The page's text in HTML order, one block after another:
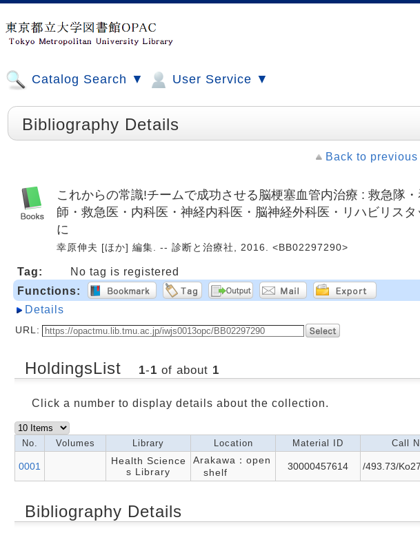
Catalog Search ▼ User Service ▼
Bibliography Details
Back to previous
これからの常識!チームで成功させる脳梗塞血管内治療 : 救急隊
師・救急医・内科医・神経内科医・脳神経外科医・リハビリスタ
に
幸原伸夫 [ほか] 編集. -- 診断と治療社, 2016. <BB02297290>
Tag:
No tag is registered
Functions:
Details
URL:
HoldingsList 1-1 of about 1
Click a number to display details about the collection.
No. Volumes Library Location Material ID Call
0001
Health Science
s Library
Arakawa：open
shelf
30000457614 /493.73/
Bibliography Details